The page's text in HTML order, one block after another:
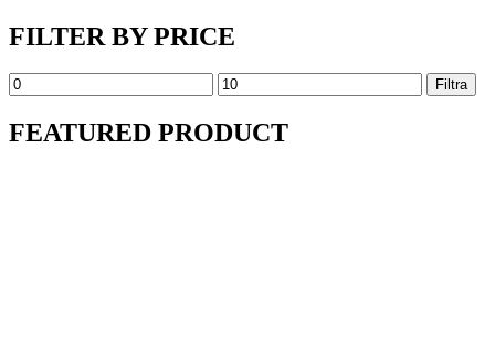
FILTER BY PRICE
Prezzo
Min
Prezzo
Max
Filtra
FEATURED PRODUCT